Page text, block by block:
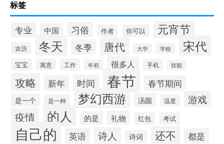
标签
专业 中国 习俗 作者 你可以 元宵节
农历 冬天 冬季 唐代 大学 学校 宋代
宝宝 寓意 工作 年初 很多人 手机 技能
攻略 新年 时间 春节 春节期间
是一个 是一种 梦幻西游 汤圆 温度 游戏
疫情 的人 的是 礼物 红包 考试
自己的 英语 诗人 诗词 还不 都是